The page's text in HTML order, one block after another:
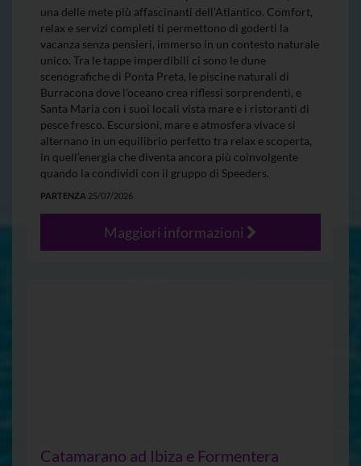
una delle mete più affascinanti dell’Atlantico. Comfort,
relax e servizi completi ti permettono di goderti la
vacanza senza pensieri, immerso in un contesto naturale
unico. Tra le tappe imperdibili ci sono le dune
scenografiche di Ponta Preta, le piscine naturali di
Burracona dove l’oceano crea riflessi sorprendenti, e
Santa Maria con i suoi locali vista mare e i ristoranti di
pesce fresco. Escursioni, mare e atmosfera vivace si
alternano in un equilibrio perfetto tra relax e scoperta,
in quell’energia che diventa ancora più coinvolgente
quando la condividi con il gruppo di Speeders.
PARTENZA 25/07/2026
Maggiori informazioni
Catamarano ad Ibiza e Formentera